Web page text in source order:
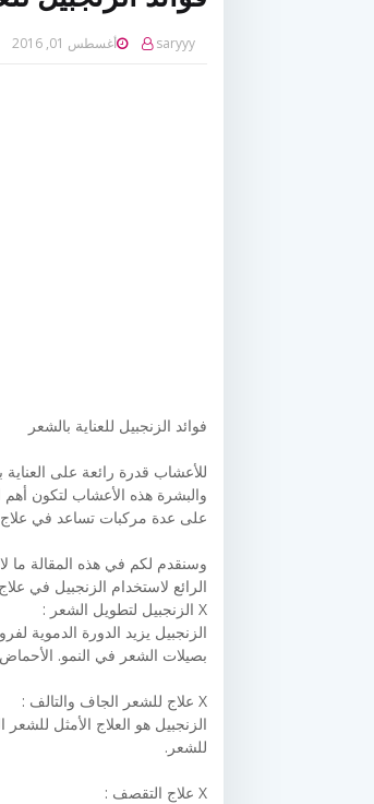
saryyy أغسطس 01, 2016
فوائد الزنجبيل للعناية بالشعر
للأعشاب قدرة رائعة على
والبشرة هذه الأعشاب لتكون أهم
على عدة مركبات تساعد في علاج
وسنقدم لكم في هذه المقالة ما
الرائع لاستخدام الزنجبيل في
X الزنجبيل لتطويل الشعر :
الزنجبيل يزيد الدورة الدموية
بصيلات الشعر في النمو.
X علاج للشعر الجاف والتالف :
الزنجبيل هو العلاج الأمثل
للشعر.
X علاج التقصف :